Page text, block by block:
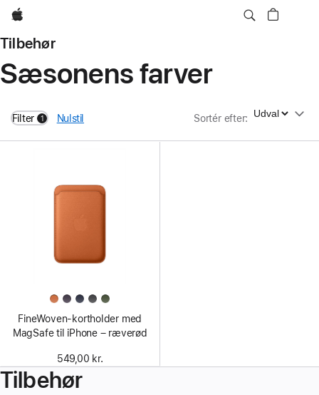
Apple
Tilbehør
Sæsonens farver
Filter 1
filters active
Nulstil Sortér efter: Sortér efter
FineWoven-kortholder med
MagSafe til iPhone – ræverød
549,00 kr.
Tilbehør